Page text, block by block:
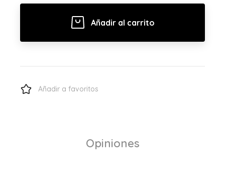
Añadir al carrito
Añadir a favoritos
Opiniones